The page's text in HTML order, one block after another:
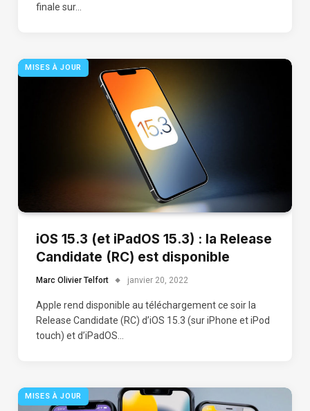
finale sur…
MISES À JOUR
iOS 15.3 (et iPadOS 15.3) : la Release
Candidate (RC) est disponible
Marc Olivier Telfort janvier 20, 2022
Apple rend disponible au téléchargement ce soir la
Release Candidate (RC) d’iOS 15.3 (sur iPhone et iPod
touch) et d’iPadOS…
MISES À JOUR